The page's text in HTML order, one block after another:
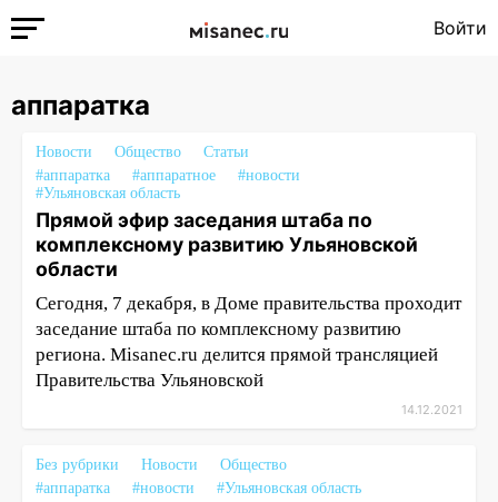
Войти
аппаратка
Новости Общество
Статьи
#аппаратка
#аппаратное
#новости
#Ульяновская область
Прямой эфир заседания штаба по
комплексному развитию Ульяновской
области
Сегодня, 7 декабря, в Доме правительства проходит
заседание штаба по комплексному развитию
региона. Misanec.ru делится прямой трансляцией
Правительства Ульяновской
14.12.2021
Без рубрики Новости
Общество
#аппаратка
#новости #Ульяновская область